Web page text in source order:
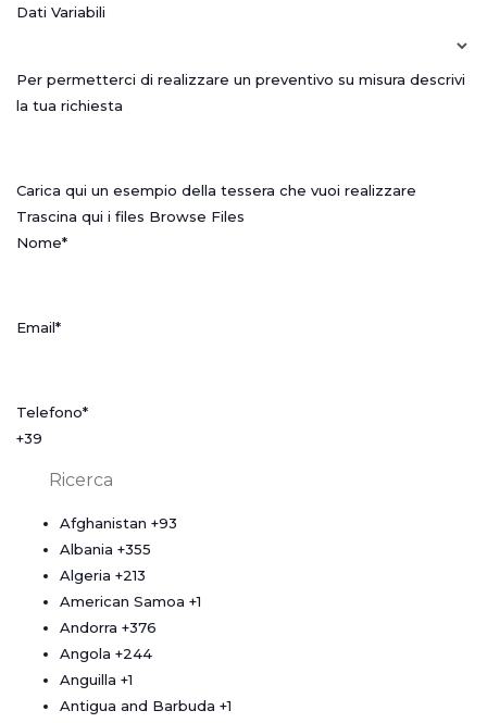
Dati Variabili
Per permetterci di realizzare un preventivo su misura descrivi
la tua richiesta
Carica qui un esempio della tessera che vuoi realizzare
Trascina qui i files Browse Files
Nome*
Email*
Telefono*
+39
Afghanistan +93
Albania +355
Algeria +213
American Samoa +1
Andorra +376
Angola +244
Anguilla +1
Antigua and Barbuda +1